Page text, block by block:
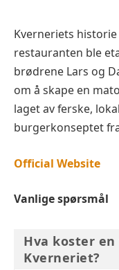
Kverneriets
restauranten ble
brødrene Lars og
om å skape en
laget av ferske,
burgerkonseptet
Official Website
Vanlige spørsmål
Hva koster
Kverneriet?